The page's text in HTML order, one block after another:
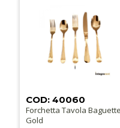
COD: 40060
Forchetta Tavola Baguette
Gold